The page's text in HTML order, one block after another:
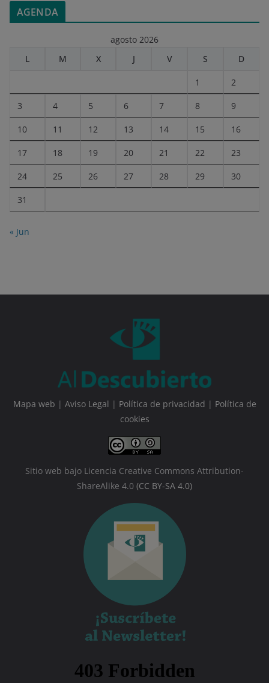
AGENDA
agosto 2026
L
M X J V S D
1 2
3 4 5 6 7 8 9
10 11 12 13 14 15 16
17 18 19 20 21 22 23
24 25 26 27 28 29 30
31
« Jun
Mapa web | Aviso Legal | Política de privacidad | Política de
cookies
Sitio web bajo Licencia Creative Commons Attribution-
ShareAlike 4.0 (CC BY-SA 4.0)